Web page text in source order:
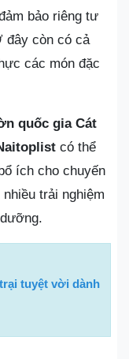
bảo riêng tư
đây còn có cả
các món đặc
quốc gia Cát
có thể
ích cho chuyến
trải nghiệm
tuyệt vời dành